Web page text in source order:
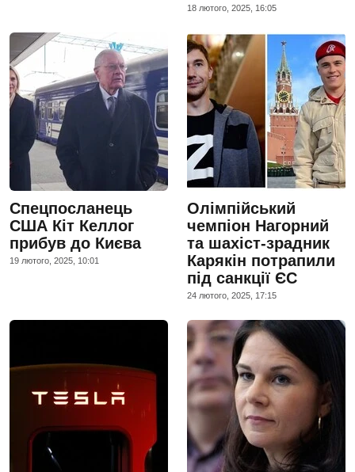
18 лютого, 2025, 16:05
Спецпосланець
США Кіт Келлог
прибув до Києва
19 лютого, 2025, 10:01
Олімпійський
чемпіон Нагорний
та шахіст-зрадник
Карякін потрапили
під санкції ЄС
24 лютого, 2025, 17:15